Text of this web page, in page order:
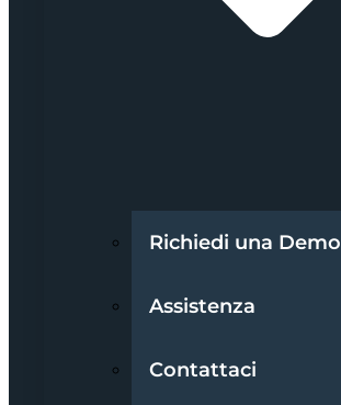
Richiedi una Demo
Assistenza
Contattaci